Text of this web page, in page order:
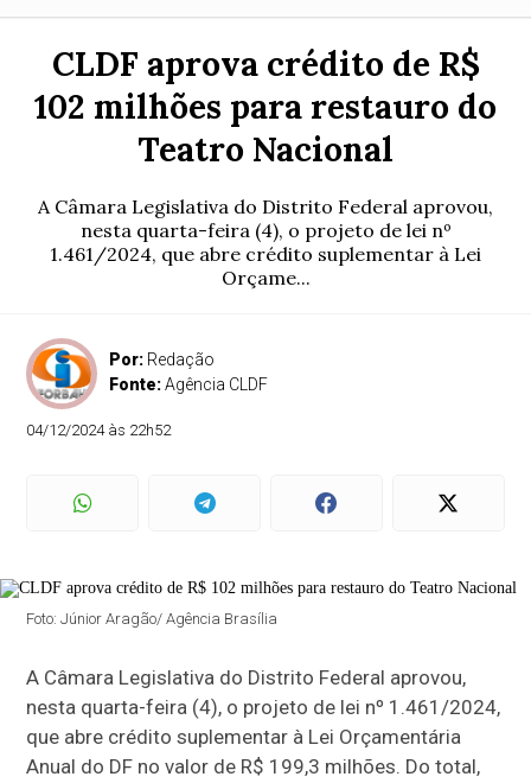
CLDF aprova crédito de R$
102 milhões para restauro do
Teatro Nacional
A Câmara Legislativa do Distrito Federal aprovou,
nesta quarta-feira (4), o projeto de lei nº
1.461/2024, que abre crédito suplementar à Lei
Orçame...
Por: Redação
Fonte:Agência CLDF
04/12/2024 às 22h52
Foto: Júnior Aragão/ Agência Brasília
A Câmara Legislativa do Distrito Federal aprovou,
nesta quarta-feira (4), o projeto de lei nº 1.461/2024,
que abre crédito suplementar à Lei Orçamentária
Anual do DF no valor de R$ 199,3 milhões. Do total,